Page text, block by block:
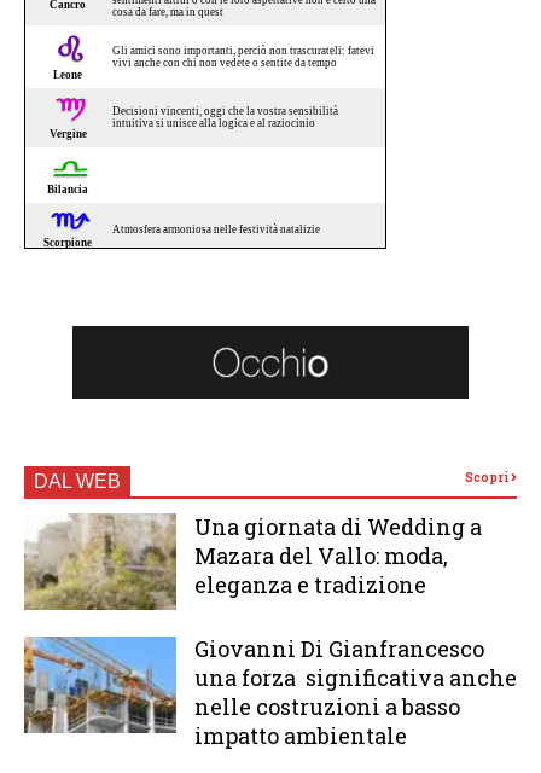
DAL WEB Scopri
Una giornata di Wedding a
Mazara del Vallo: moda,
eleganza e tradizione
Giovanni Di Gianfrancesco
una forza significativa anche
nelle costruzioni a basso
impatto ambientale